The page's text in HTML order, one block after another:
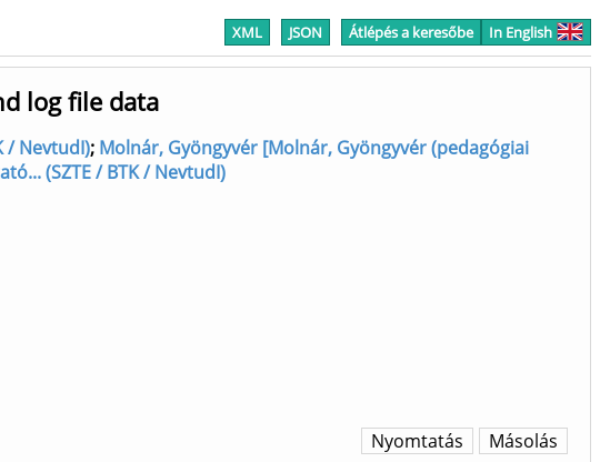
XML JSON Átlépés a keresőbe In English
log file data
/ NevtudI); Molnár, Gyöngyvér [Molnár, Gyöngyvér (pedagógiai
(SZTE / BTK / NevtudI)
Másolás
Nyomtatás